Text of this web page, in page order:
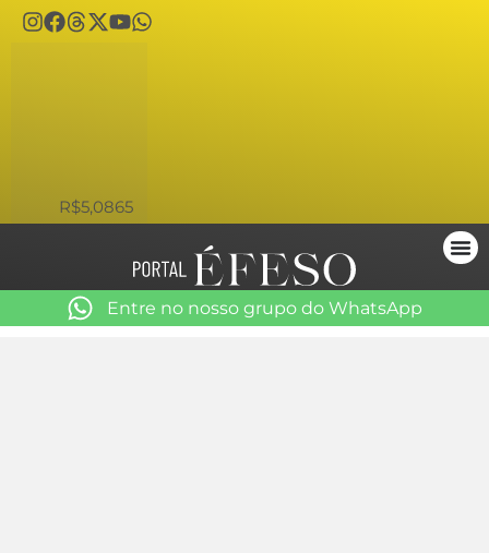
R$5,0865
Entre no nosso grupo do WhatsApp